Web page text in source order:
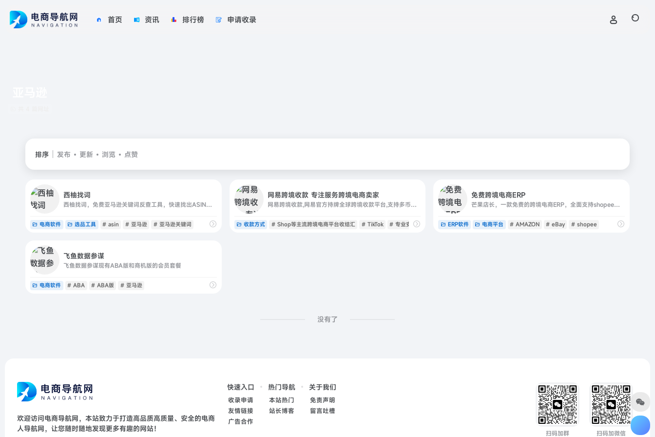
首页 资讯 排行榜 申请收录
排序 发布 更新 浏览 点赞
西柚找词
西柚找词，免费亚马逊关键词反查工具，快速找出ASIN出单词。通过反查竞品出单词，帮您找到适合投放的关键词。同时针对关键词进行流量预估，针对流量进行精细化运营。
电商软件 选品工具 # asin # 亚马逊 # 亚马逊关键词
网易跨境收款 专注服务跨境电商卖家
网易跨境收款,网易官方持牌全球跨境收款平台,支持多币种多站点，极速收款秒级到账，真正0汇损。Amazon等多平台一键开店绿色通道，专业安全高效解决您的跨境收付需求。
收款方式 # Shop等主流跨境电商平台收结汇 # TikTok # 专业安全高效解决您的跨境收付需求。网易跨境支付
免费跨境电商ERP
芒果店长，一款免费的跨境电商ERP，全面支持shopee、lazada、amazon、wish、eBay、amazon、aliexpress、dhgate、shopify、虾皮、速卖通、亚马逊, 提供全面的产品采集、产品刊登、订单管理、订单打印、库存管理、智能采购、打包发货、多店铺管理、数据统计、图
ERP软件 电商平台 # AMAZON # eBay # shopee
飞鱼数据参谋
飞鱼数据参谋现有ABA版和商机版的会员套餐
电商软件 # ABA # ABA版 # 亚马逊
没有了
欢迎访问电商导航网，本站致力于打造高品质高质量、安全的电商
人导航网，让您随时随地发现更多有趣的网站！
快速入口
收录申请
友情链接
广告合作
热门导航
本站热门
站长博客
关于我们
免责声明
留言吐槽
扫码加群 扫码加微信